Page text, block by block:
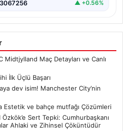
3067256 ▲ +0.56%
Midtjylland Maç Detayları ve Canlı
İlk Üçlü Başarı
dev isim! Manchester City’nin
Estetik ve bahçe mutfağı Çözümleri
Sert Tepki: Cumhurbaşkanı
Ahlaki ve Zihinsel Çöküntüdür